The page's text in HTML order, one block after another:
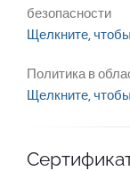
безопасности
Щелкните,
Политика в
Щелкните,